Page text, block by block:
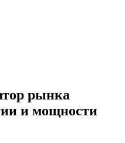
рынка
и мощности